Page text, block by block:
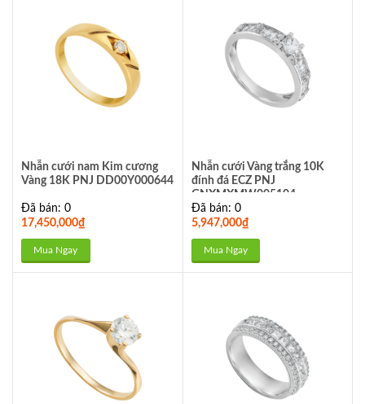
Nhẫn cưới nam Kim cương
Vàng 18K PNJ DD00Y000644
Đã bán: 0
17,450,000₫
Mua Ngay
Nhẫn cưới Vàng trắng 10K
đính đá ECZ PNJ
GNXMXMW005104
Đã bán: 0
5,947,000₫
Mua Ngay